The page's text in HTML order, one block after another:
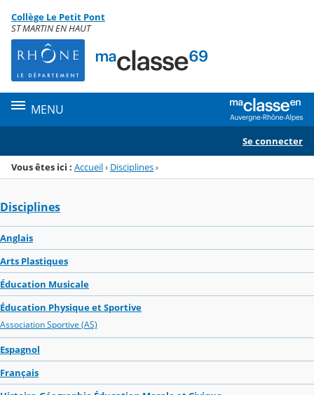
Menu de la rubrique
Contenu
Collège Le Petit Pont
ST MARTIN EN HAUT
MENU
Se connecter
Vous êtes ici : Accueil› Disciplines›
Disciplines
Anglais
Arts Plastiques
Éducation Musicale
Éducation Physique et Sportive
Association Sportive (AS)
Espagnol
Français